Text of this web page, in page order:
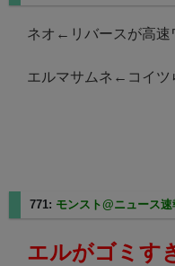
ネオ←リバースが高速
エルマサムネ←コイツ
771: モンスト@ニュース速
エルがゴミす